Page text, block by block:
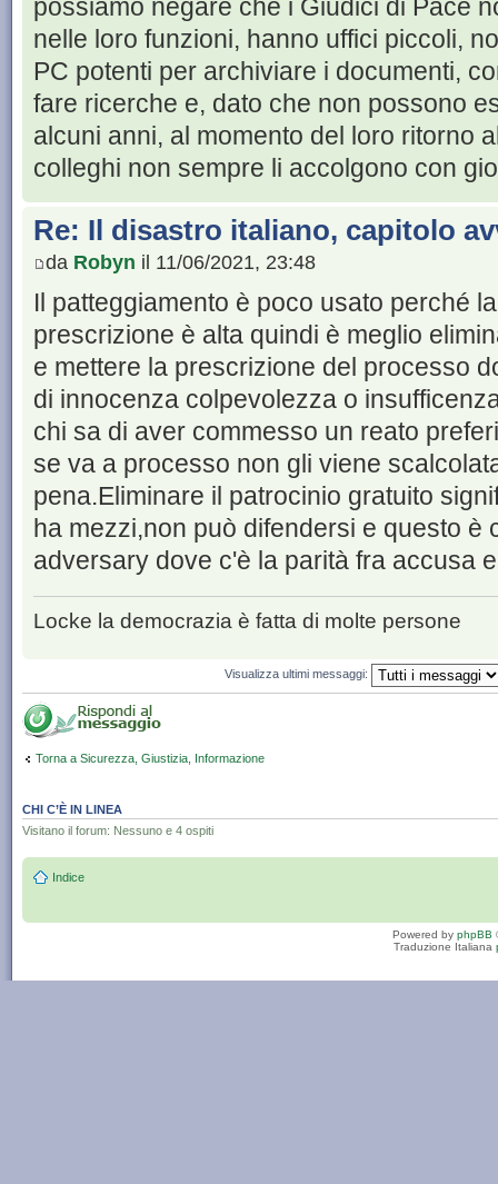
possiamo negare che i Giudici di Pace
nelle loro funzioni, hanno uffici piccoli,
PC potenti per archiviare i documenti,
fare ricerche e, dato che non possono
alcuni anni, al momento del loro ritorno
colleghi non sempre li accolgono con
Re: Il disastro italiano, capitolo
da Robyn il 11/06/2021, 23:48
Il patteggiamento è poco usato perché
prescrizione è alta quindi è meglio
e mettere la prescrizione del processo
di innocenza colpevolezza o
chi sa di aver commesso un reato
se va a processo non gli viene
pena.Eliminare il patrocinio gratuito
ha mezzi,non può difendersi e questo è
adversary dove c'è la parità fra accusa
Locke la democrazia è fatta di molte persone
Visualizza ultimi messaggi:
Torna a Sicurezza, Giustizia, Informazione
CHI C’È IN LINEA
Visitano il forum: Nessuno e 4 ospiti
Indice
Powered by phpBB
Traduzione Italiana